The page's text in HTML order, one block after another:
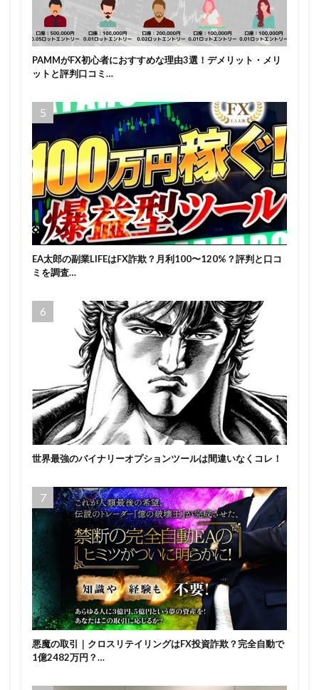
PAMMがFX初心者におすすめな理由3選！デメリット・メリ
ットと評判口コミ…
EA太郎の副業LIFEはFX詐欺？月利100〜120%？評判と口コ
ミを調査…
世界最強のバイナリーオプションツールは間違いなくコレ！
悪魔の取引｜クロスリテイリングはFX投資詐欺？完全自動で
1億2482万円？…